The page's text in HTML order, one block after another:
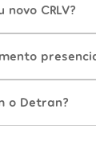
CRLV?
o Detran?